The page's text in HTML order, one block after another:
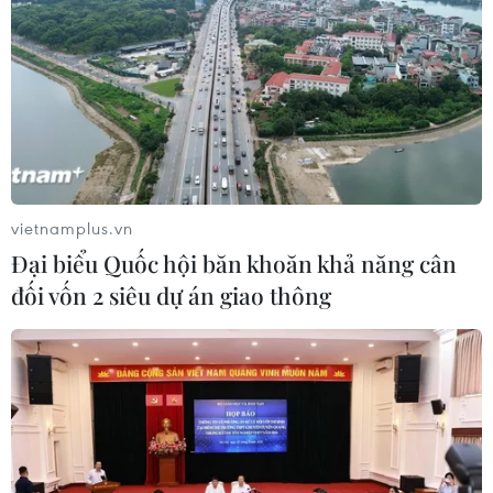
thành phố Huế
06/08/2026 03:01
Dự án cao tốc Châu Đốc-Cần Thơ-
Sóc Trăng thiếu nguồn vật liệu thi
công
06/08/2026 02:33
Sắp thu phí thêm 5 dự án thành phần
cao tốc đoạn từ Quảng Ngãi-Nha
Trang
06/08/2026 02:27
Hà Tĩnh nguy cơ sạt lở trên
nhiều tuyến giao thông trước mùa
vietnamplus.vn
Đại biểu Quốc hội băn khoăn khả năng cân
đối vốn 2 siêu dự án giao thông